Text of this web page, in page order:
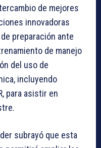
de mejores
innovadoras
preparación ante
de manejo
del uso de
incluyendo
para asistir en
subrayó que esta